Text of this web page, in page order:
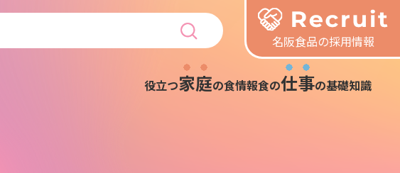
役立つ家庭の食情報食の仕事の基礎知識
名阪食品の採用情報